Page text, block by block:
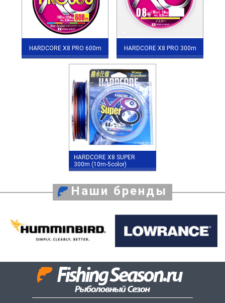
HARDCORE X8 PRO 600m HARDCORE X8 PRO 300m
HARDCORE X8 SUPER
300m (10m-5color)
Наши бренды